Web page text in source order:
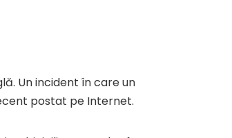
Un incident în care un
postat pe Internet.